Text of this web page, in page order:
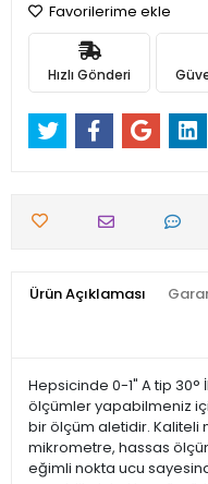
Favorilerime ekle
Hızlı Gönderi
Ürün Açıklaması
Hepsicinde 0-1" A tip 30°
ölçümler yapabilmeniz
bir ölçüm aletidir.
mikrometre, hassas
eğimli nokta ucu